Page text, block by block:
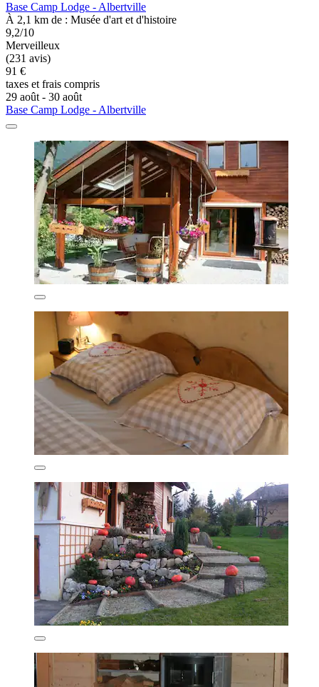
Base Camp Lodge - Albertville
À 2,1 km de : Musée d'art et d'histoire
9,2/10
Merveilleux
(231 avis)
91 €
taxes et frais compris
29 août - 30 août
Base Camp Lodge - Albertville